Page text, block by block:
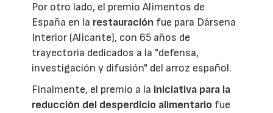
Por otro lado, el premio Alimentos de
España en la restauración fue para Dársena
Interior (Alicante), con 65 años de
trayectoria dedicados a la "defensa,
investigación y difusión" del arroz español.
Finalmente, el premio a la iniciativa para la
reducción del desperdicio alimentario fue